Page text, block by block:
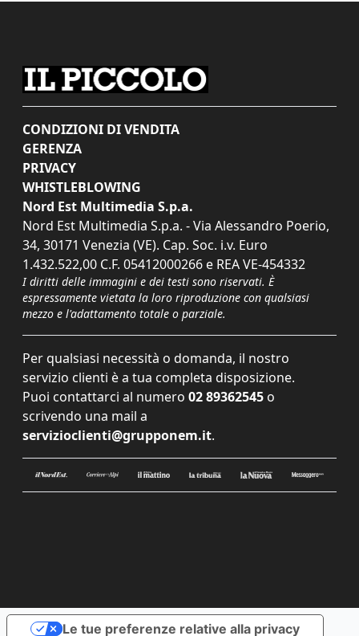
CONDIZIONI DI VENDITA
GERENZA
PRIVACY
WHISTLEBLOWING
Nord Est Multimedia S.p.a.
Nord Est Multimedia S.p.a. - Via Alessandro Poerio,
34, 30171 Venezia (VE). Cap. Soc. i.v. Euro
1.432.522,00 C.F. 05412000266 e REA VE-454332
I diritti delle immagini e dei testi sono riservati. È
espressamente vietata la loro riproduzione con qualsiasi
mezzo e l'adattamento totale o parziale.
Per qualsiasi necessità o domanda, il nostro
servizio clienti è a tua completa disposizione.
Puoi contattarci al numero 02 89362545 o
scrivendo una mail a
servizioclienti@grupponem.it.
Le tue preferenze relative alla privacy